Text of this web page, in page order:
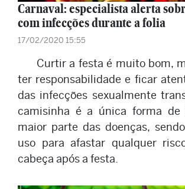
Carnaval: especialista alerta
com infecções durante a folia
17/02/2020 15:55
Curtir a festa é muito bom,
ter responsabilidade e ficar
das infecções sexualmente
camisinha é a única forma de
maior parte das doenças,
uso para afastar qualquer
cabeça após a festa.